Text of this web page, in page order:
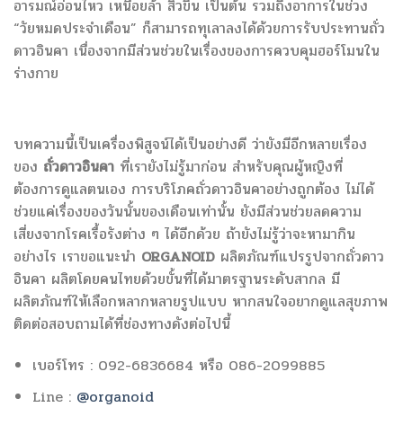
อารมณ์อ่อนไหว เหนื่อยล้า สิวขึ้น เป็นต้น รวมถึงอาการในช่วง
“วัยหมดประจำเดือน” ก็สามารถทุเลาลงได้ด้วยการรับประทานถั่ว
ดาวอินคา เนื่องจากมีส่วนช่วยในเรื่องของการควบคุมฮอร์โมนใน
ร่างกาย
บทความนี้เป็นเครื่องพิสูจน์ได้เป็นอย่างดี ว่ายังมีอีกหลายเรื่อง
ของ ถั่วดาวอินคา ที่เรายังไม่รู้มาก่อน สำหรับคุณผู้หญิงที่
ต้องการดูแลตนเอง การบริโภคถั่วดาวอินคาอย่างถูกต้อง ไม่ได้
ช่วยแค่เรื่องของวันนั้นของเดือนเท่านั้น ยังมีส่วนช่วยลดความ
เสี่ยงจากโรคเรื้อรังต่าง ๆ ได้อีกด้วย ถ้ายังไม่รู้ว่าจะหามากิน
อย่างไร เราขอแนะนำ ORGANOID ผลิตภัณฑ์แปรรูปจากถั่วดาว
อินคา ผลิตโดยคนไทยด้วยขั้นที่ได้มาตรฐานระดับสากล มี
ผลิตภัณฑ์ให้เลือกหลากหลายรูปแบบ หากสนใจอยากดูแลสุขภาพ
ติดต่อสอบถามได้ที่ช่องทางดังต่อไปนี้
เบอร์โทร : 092-6836684 หรือ 086-2099885
Line : @organoid